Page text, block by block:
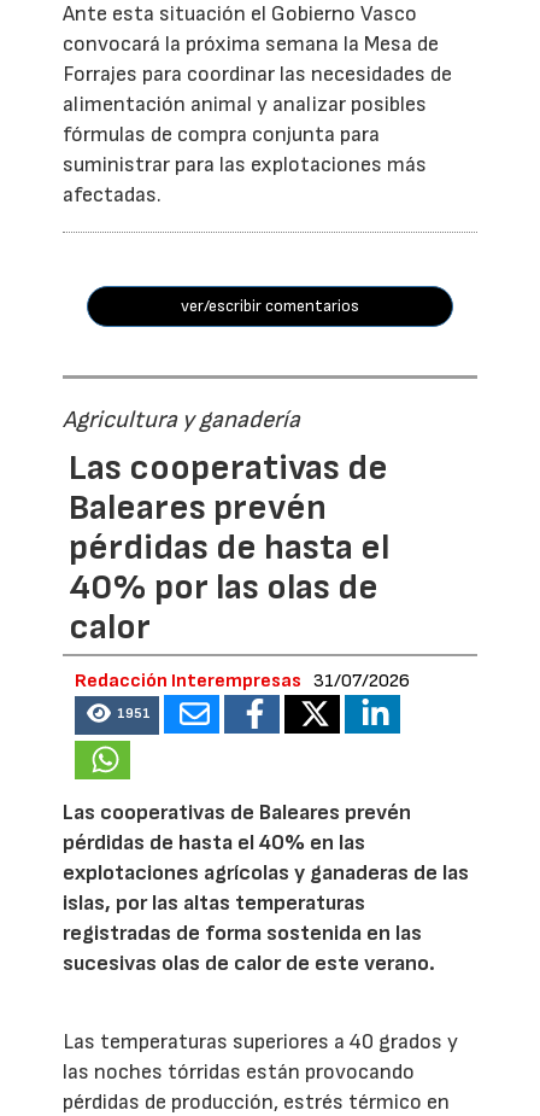
Ante esta situación el Gobierno Vasco
convocará la próxima semana la Mesa de
Forrajes para coordinar las necesidades de
alimentación animal y analizar posibles
fórmulas de compra conjunta para
suministrar para las explotaciones más
afectadas.
ver/escribir comentarios
Agricultura y ganadería
Las cooperativas de
Baleares prevén
pérdidas de hasta el
40% por las olas de
calor
Redacción Interempresas 31/07/2026
1951
Las cooperativas de Baleares prevén
pérdidas de hasta el 40% en las
explotaciones agrícolas y ganaderas de las
islas, por las altas temperaturas
registradas de forma sostenida en las
sucesivas olas de calor de este verano.
Las temperaturas superiores a 40 grados y
las noches tórridas están provocando
pérdidas de producción, estrés térmico en